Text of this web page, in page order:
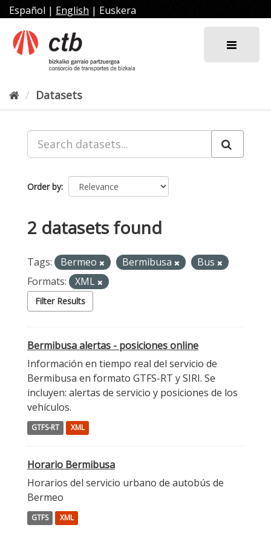
Skip
to
content
Español | English | Euskera
Datasets
Order by
2 datasets found
Tags: Bermeo Bermibusa
Bus
Formats:
XML
Filter Results
Bermibusa alertas - posiciones online
Información en tiempo real del servicio de
Bermibusa en formato GTFS-RT y SIRI. Se
incluyen: alertas de servicio y posiciones de los
vehículos.
GTFS-RT XML
Horario Bermibusa
Horarios del servicio urbano de autobús de
Bermeo
GTFS XML